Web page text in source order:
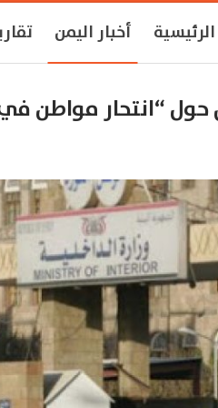
الرئيسية أخبار اليمن
حول “انتحار مواطن